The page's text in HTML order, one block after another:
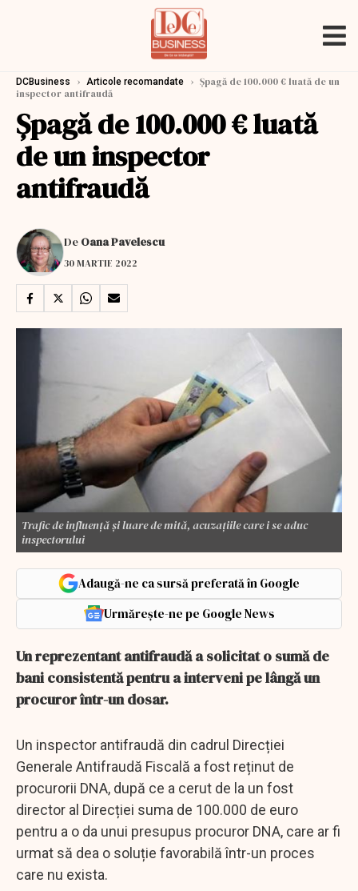
DCBusiness › Articole recomandate › Șpagă de 100.000 € luată de un
inspector antifraudă
Șpagă de 100.000 € luată
de un inspector
antifraudă
De Oana Pavelescu
30 MARTIE 2022
Trafic de influență și luare de mită, acuzațiile care i se aduc
inspectorului
Adaugă-ne ca sursă preferată în Google
Urmărește-ne pe Google News
Un reprezentant antifraudă a solicitat o sumă de
bani consistentă pentru a interveni pe lângă un
procuror într-un dosar.
Un inspector antifraudă din cadrul Direcției
Generale Antifraudă Fiscală a fost reținut de
procurorii DNA, după ce a cerut de la un fost
director al Direcției suma de 100.000 de euro
pentru a o da unui presupus procuror DNA, care ar fi
urmat să dea o soluție favorabilă într-un proces
care nu exista.